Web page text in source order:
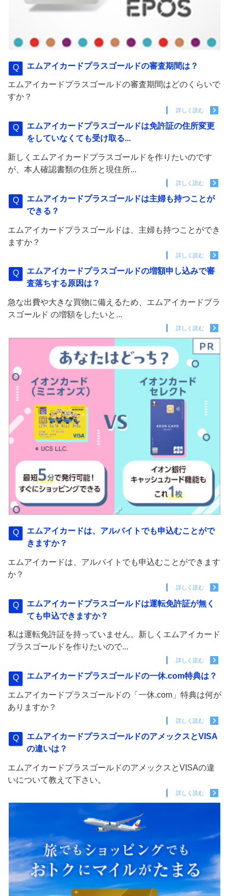
エムアイカードプラスゴールドの審査期間は？
エムアイカードプラスゴールドの審査期間はどのくらいで
すか？
詳しく読む
エムアイカードプラスゴールドは免許証の住所変更
をしていなくても受け取る...
新しくエムアイカードプラスゴールドを作りたいのです
が、本人確認書類の住所と現住所...
詳しく読む
エムアイカードプラスゴールドは主婦も持つことが
できる？
エムアイカードプラスゴールドは、主婦も持つことができ
ますか？
詳しく読む
エムアイカードプラスゴールドの増額申し込みで審
査落ちする原因は？
急な出費や大きな買物に備えるため、エムアイカードプラ
スゴールド の増額をしたいと...
詳しく読む
エムアイカードは、アルバイトでも申込むことがで
きますか？
エムアイカードは、アルバイトでも申込むことができます
か？
詳しく読む
エムアイカードプラスゴールドは運転免許証が無く
ても申込できますか？
私は運転免許証を持っていません。新しくエムアイカード
プラスゴールドを作りたいので...
詳しく読む
エムアイカードプラスゴールドの一休.com特典は？
エムアイカードプラスゴールドの「一休.com」特典は何が
ありますか？
詳しく読む
エムアイカードプラスゴールドのアメックスとVISA
の違いは？
エムアイカードプラスゴールドのアメックスとVISAの違
いについて教えて下さい。
詳しく読む